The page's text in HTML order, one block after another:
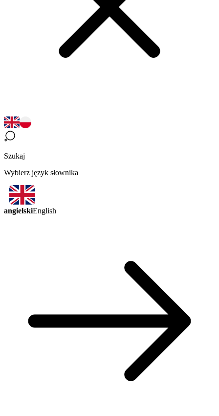
Szukaj
Wybierz język słownika
angielskiEnglish